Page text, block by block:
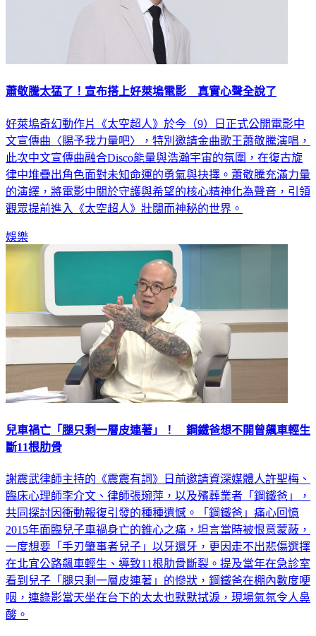
蕭敬騰太猛了！宣布搭上好萊塢電影 真實心聲全說了
好萊塢奇幻動作片《太空超人》於今（9）日正式公開電影中
文宣傳曲〈賜予我力量吧〉，特別邀請金曲歌王蕭敬騰演唱，
此次中文宣傳曲融合Disco能量與浩瀚宇宙的氛圍，在復古旋
律中堆疊出角色面對未知命運的勇氣與抉擇。蕭敬騰充滿力量
的演繹，將電影中關於守護與希望的核心精神化為聲音，引領
觀眾提前進入《太空超人》壯闊而神秘的世界。
娛樂
兒車禍亡「腿只剩一層皮連著」！ 鋼鐵爸想不開曾飆車輕生
斷11根肋骨
謝震武律師主持的《震震有詞》日前邀請資深媒體人許聖梅、
臨床心理師李介文、律師張琬萍，以及殯葬業者「鋼鐵爸」，
共同探討因衝動報復引發的種種遺憾。「鋼鐵爸」痛心回憶
2015年面臨兒子車禍身亡的錐心之痛，坦言當時被恨意蒙蔽，
一度想要「手刃肇事者兒子」以牙還牙，更因走不出悲傷選擇
在北宜公路飆車輕生、導致11根肋骨斷裂。提及當年在急診室
看到兒子「腿只剩一層皮連著」的慘狀，鋼鐵爸在棚內數度哽
咽，連錄影當天坐在台下的太太也默默拭淚，現場氣氛令人鼻
酸。